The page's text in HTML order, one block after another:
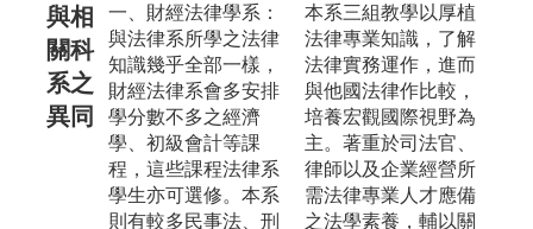
與相
關科
系之
異同
一、財經法律學系：
與法律系所學之法律
知識幾乎全部一樣，
財經法律系會多安排
學分數不多之經濟
學、初級會計等課
程，這些課程法律系
學生亦可選修。本系
則有較多民事法、刑
本系三組教學以厚植
法律專業知識，了解
法律實務運作，進而
與他國法律作比較，
培養宏觀國際視野為
主。著重於司法官、
律師以及企業經營所
需法律專業人才應備
之法學素養，輔以關